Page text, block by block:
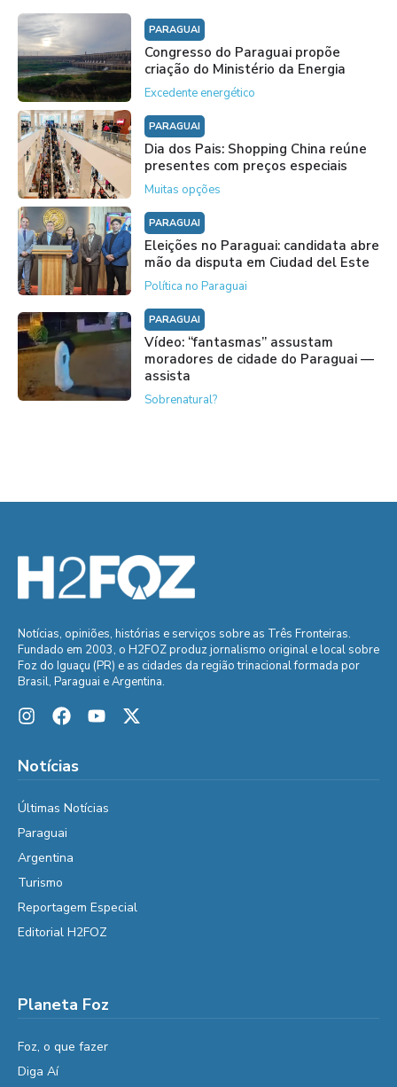
PARAGUAI
Congresso do Paraguai propõe
criação do Ministério da Energia
Excedente energético
PARAGUAI
Dia dos Pais: Shopping China reúne
presentes com preços especiais
Muitas opções
PARAGUAI
Eleições no Paraguai: candidata abre
mão da disputa em Ciudad del Este
Política no Paraguai
PARAGUAI
Vídeo: “fantasmas” assustam
moradores de cidade do Paraguai —
assista
Sobrenatural?
Notícias, opiniões, histórias e serviços sobre as Três Fronteiras.
Fundado em 2003, o H2FOZ produz jornalismo original e local sobre
Foz do Iguaçu (PR) e as cidades da região trinacional formada por
Brasil, Paraguai e Argentina.
Notícias
Últimas Notícias
Paraguai
Argentina
Turismo
Reportagem Especial
Editorial H2FOZ
Planeta Foz
Foz, o que fazer
Diga Aí